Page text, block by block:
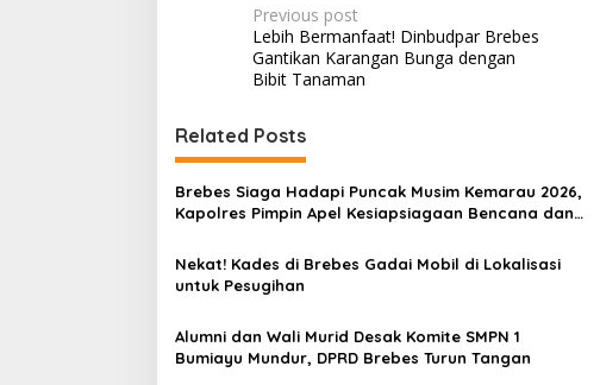
P
o
s
t
n
a
v
i
g
t
Previous post
Lebih Bermanfaat! Dinbudpar Brebes
Gantikan Karangan Bunga dengan
Bibit Tanaman
Related Posts
Brebes Siaga Hadapi Puncak Musim Kemarau 2026,
Kapolres Pimpin Apel Kesiapsiagaan Bencana dan
Nekat! Kades di Brebes Gadai Mobil di Lokalisasi
untuk Pesugihan
Alumni dan Wali Murid Desak Komite SMPN 1
Bumiayu Mundur, DPRD Brebes Turun Tangan